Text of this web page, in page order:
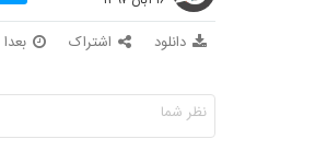
دانلود اشتراک